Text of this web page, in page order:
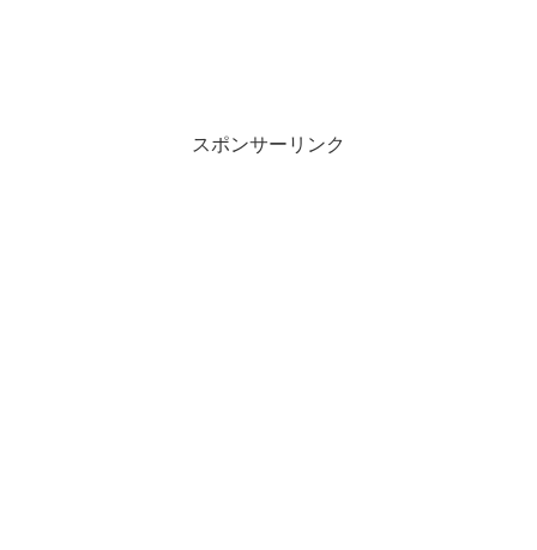
スポンサーリンク